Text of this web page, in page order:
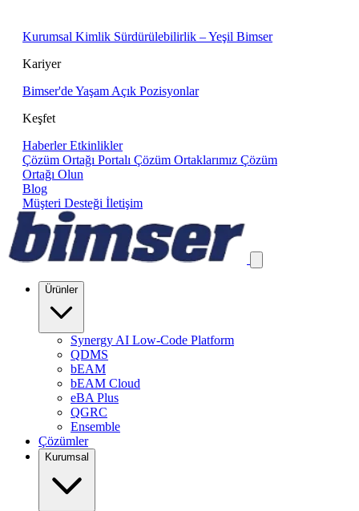
Kurumsal Kimlik Sürdürülebilirlik – Yeşil Bimser
Kariyer
Bimser'de Yaşam Açık Pozisyonlar
Keşfet
Haberler Etkinlikler
Çözüm Ortağı Portalı Çözüm Ortaklarımız Çözüm
Ortağı Olun
Blog
Müşteri Desteği İletişim
Ürünler
Synergy AI Low-Code Platform
QDMS
bEAM
bEAM Cloud
eBA Plus
QGRC
Ensemble
Çözümler
Kurumsal